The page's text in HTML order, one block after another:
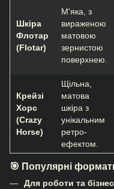
Шкіра
Флотар
(Flotar)
М'яка, з
вираженою
матовою
зернистою
поверхнею.
Крейзі
Хорс
(Crazy
Horse)
Щільна,
матова
шкіра з
унікальним
ретро-
ефектом.
🎯 Популярні
Для роботи та